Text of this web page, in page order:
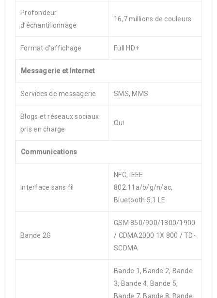
Profondeur
d’échantillonnage
16,7 millions de couleurs
Format d’affichage Full HD+
Messagerie et Internet
Services de messagerie SMS, MMS
Blogs et réseaux sociaux
pris en charge
Oui
Communications
Interface sans fil
NFC, IEEE
802.11a/b/g/n/ac,
Bluetooth 5.1 LE
Bande 2G
GSM 850/900/1800/1900
/ CDMA2000 1X 800 / TD-
SCDMA
Bande 1, Bande 2, Bande
3, Bande 4, Bande 5,
Bande 7, Bande 8, Bande